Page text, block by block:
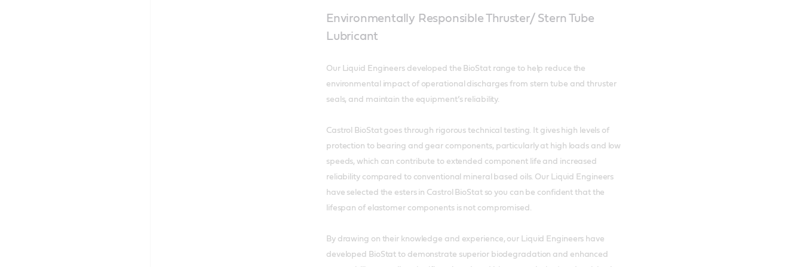
Environmentally Responsible Thruster/ Stern Tube
Lubricant
Our Liquid Engineers developed the BioStat range to help reduce the
environmental impact of operational discharges from stern tube and thruster
seals, and maintain the equipment’s reliability.
Castrol BioStat goes through rigorous technical testing. It gives high levels of
protection to bearing and gear components, particularly at high loads and low
speeds, which can contribute to extended component life and increased
reliability compared to conventional mineral based oils. Our Liquid Engineers
have selected the esters in Castrol BioStat so you can be confident that the
lifespan of elastomer components is not compromised.
By drawing on their knowledge and experience, our Liquid Engineers have
developed BioStat to demonstrate superior biodegradation and enhanced